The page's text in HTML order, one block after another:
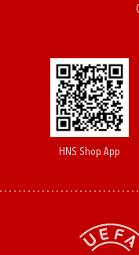
HNS Shop App